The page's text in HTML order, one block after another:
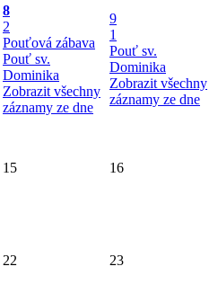
8
2
Pouťová zábava
Pouť sv.
Dominika
Zobrazit všechny
záznamy ze dne
9
1
Pouť sv.
Dominika
Zobrazit všechny
záznamy ze dne
15 16
22 23